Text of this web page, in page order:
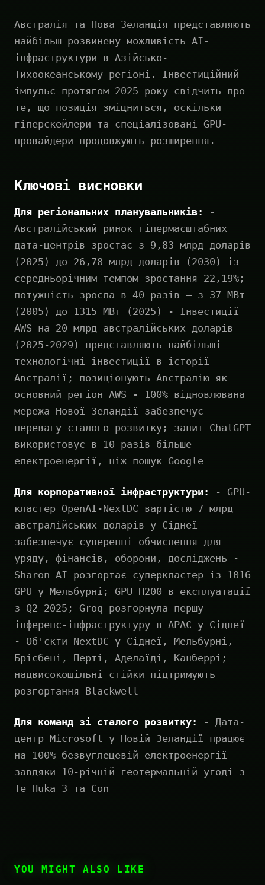
Австралія та Нова Зеландія представляють
найбільш розвинену можливість AI-
інфраструктури в Азійсько-
Тихоокеанському регіоні. Інвестиційний
імпульс протягом 2025 року свідчить про
те, що позиція зміцниться, оскільки
гіперскейлери та спеціалізовані GPU-
провайдери продовжують розширення.
Ключові висновки
Для регіональних планувальників:
-
Австралійський ринок гіпермасштабних
дата-центрів зростає з 9,83 млрд доларів
(2025) до 26,78 млрд доларів (2030) із
середньорічним темпом зростання 22,19%;
потужність зросла в 40 разів — з 37 МВт
(2005) до 1315 МВт (2025) - Інвестиції
AWS на 20 млрд австралійських доларів
(2025-2029) представляють найбільші
технологічні інвестиції в історії
Австралії; позиціонують Австралію як
основний регіон AWS - 100% відновлювана
мережа Нової Зеландії забезпечує
перевагу сталого розвитку; запит ChatGPT
використовує в 10 разів більше
електроенергії, ніж пошук Google
Для корпоративної інфраструктури:
- GPU-
кластер OpenAI-NextDC вартістю 7 млрд
австралійських доларів у Сіднеї
забезпечує суверенні обчислення для
уряду, фінансів, оборони, досліджень -
Sharon AI розгортає суперкластер із 1016
GPU у Мельбурні; GPU H200 в експлуатації
з Q2 2025; Groq розгорнула першу
інференс-інфраструктуру в APAC у Сіднеї
- Об'єкти NextDC у Сіднеї, Мельбурні,
Брісбені, Перті, Аделаїді, Канберрі;
надвисокощільні стійки підтримують
розгортання Blackwell
Для команд зі сталого розвитку:
- Дата-
центр Microsoft у Новій Зеландії працює
на 100% безвуглецевій електроенергії
завдяки 10-річній геотермальній угоді з
Te Huka 3 та Con
YOU MIGHT ALSO LIKE